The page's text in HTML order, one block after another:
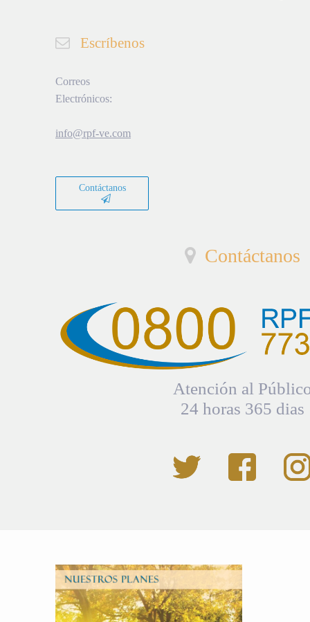
Escríbenos
Correos
Electrónicos:
info@rpf-ve.com
Contáctanos
Contáctanos
Atención al
24 horas 365 dias